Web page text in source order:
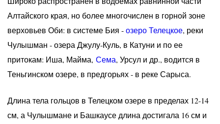
Алтайского края, но более многочислен в горной зоне
верховьев Оби: в системе Бия -озеро Телецкое, реки
Чулышман - озера Джулу-Куль, в Катуни и по ее
притокам: Иша, Майма, Сема, Урсул и др., водится в
Теньгинском озере, в предгорьях - в реке Сарыса.
Длина тела гольцов в Телецком озере в пределах 12-14
см, а Чулышмане и Башкаусе длина достигала 16 см и